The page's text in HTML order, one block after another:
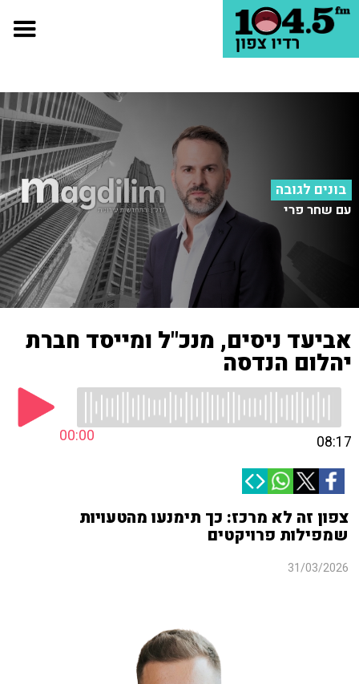
בונים לגובה
עם שחר פרי
אביעד ניסים, מנכ"ל ומייסד חברת
יהלום הנדסה
00:00 08:17
צפון זה לא מרכז: כך תימנעו מהטעויות
שמפילות פרויקטים
31/03/2026